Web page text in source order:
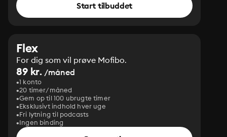
Start tilbuddet
Flex
For dig som vil prøve Mofibo.
89 kr. /måned
1 konto
20 timer/måned
Gem op til 100 ubrugte timer
Eksklusivt indhold hver uge
Fri lytning til podcasts
Ingen binding